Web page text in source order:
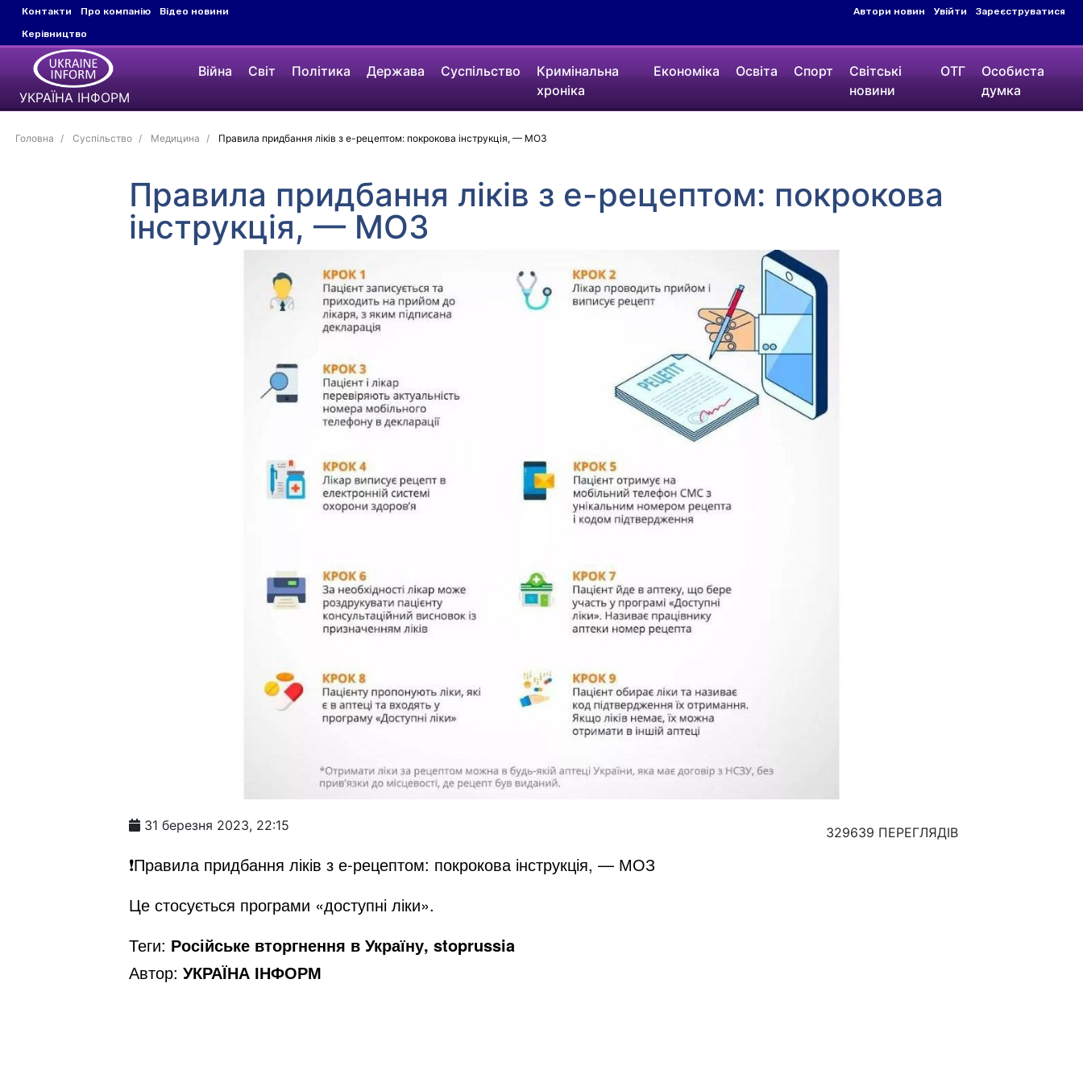
Контакти Про компанію
Відео новини
Керівництво
Автори новин Увійти Зареєструватися
УКРАЇНА ІНФОРМ
Війна Світ Політика Держава Суспільство
Кримінальна
хроніка
Економіка Освіта Спорт
Світські
новини
ОТГ
Особиста
думка
Головна Суспільство Медицина Правила придбання ліків з е-рецептом: покрокова інструкція, — МОЗ
Правила придбання ліків з е-рецептом: покрокова
інструкція, — МОЗ
31 березня 2023, 22:15 329639 ПЕРЕГЛЯДІВ
❗️Правила придбання ліків з е-рецептом: покрокова інструкція, — МОЗ
Це стосується програми «доступні ліки».
Теги: Російське вторгнення в Україну, stoprussia
Автор: УКРАЇНА ІНФОРМ